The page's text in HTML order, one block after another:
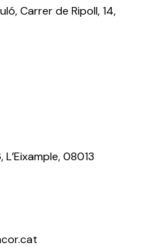
Carrer de Ripoll, 14,
08013